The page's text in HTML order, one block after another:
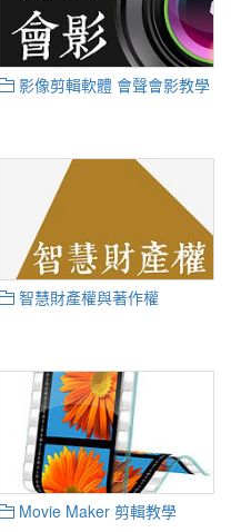
影像剪輯軟體 會聲會影教學
智慧財產權與著作權
Movie Maker 剪輯教學